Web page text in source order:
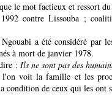
le mot factieux et ressort
contre Lissouba ;
a été considéré par
à mort de janvier 1978.
: Ils ne sont pas des
voit la famille et les
condition de ceux qui les ont